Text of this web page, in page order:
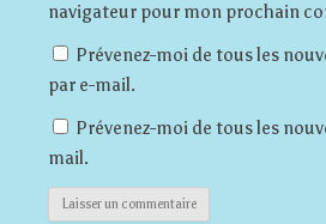
navigateur pour mon prochain
Prévenez-moi de tous les
par e-mail.
Prévenez-moi de tous les
mail.